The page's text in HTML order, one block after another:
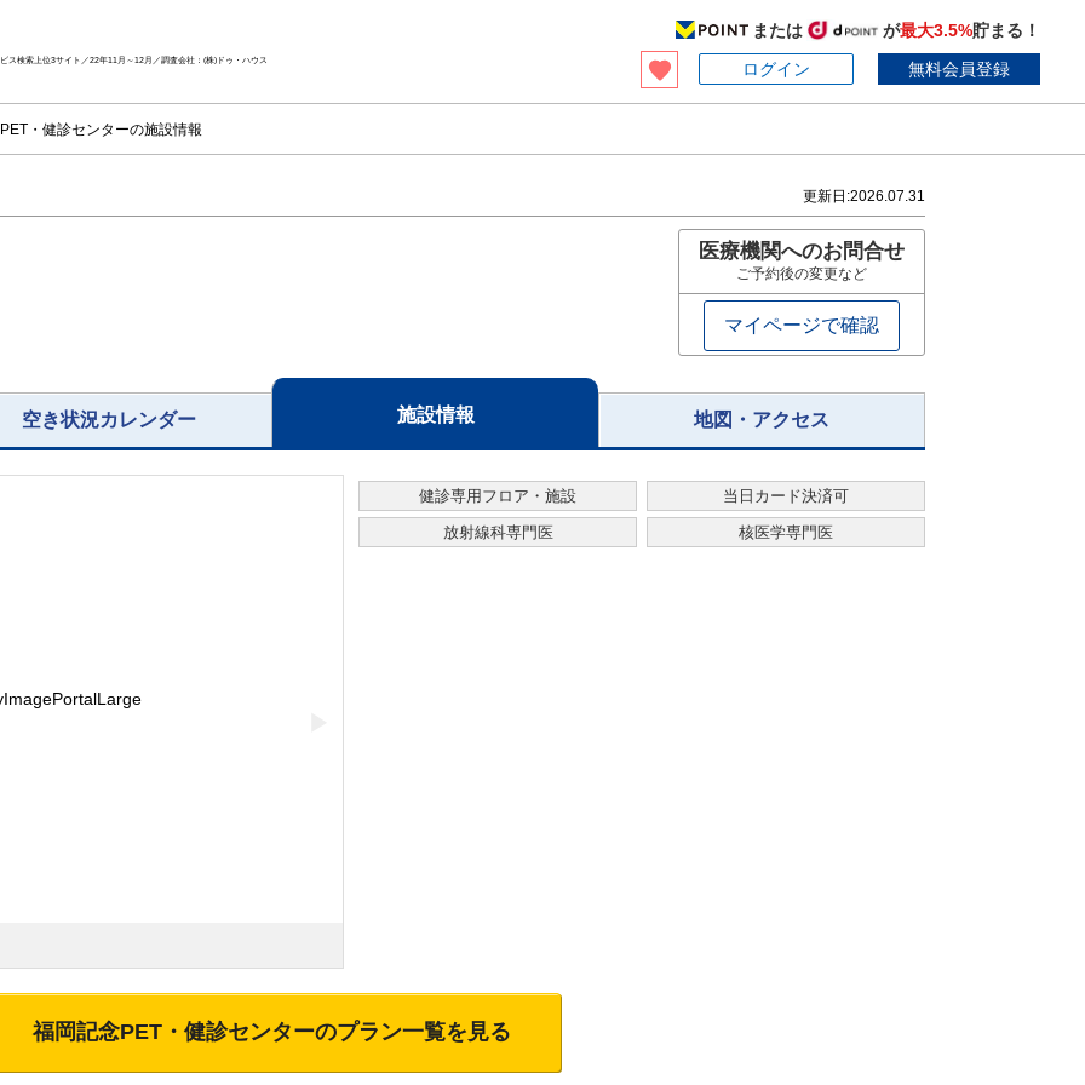
検索上位3サイト／22年11月～12月／調査会社：(株)ドゥ・ハウス
または が最大3.5%貯まる！
ログイン
無料会員登録
・健診センターの施設情報
更新日:2026.07.31
医療機関へのお問合せ
ご予約後の変更など
マイページで確認
空き状況カレンダー 施設情報 地図・アクセス
健診専用フロア・施設
当日カード決済可
放射線科専門医
核医学専門医
福岡記念PET・健診センターのプラン一覧を見る